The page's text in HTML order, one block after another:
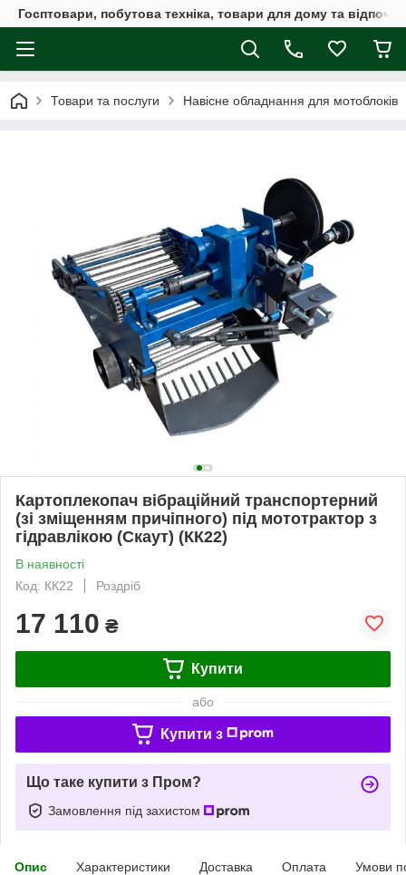
Госптовари, побутова техніка, товари для дому та
Товари та послуги Навісне обладнання для мотоблоків
Картоплекопач вібраційний транспортерний
(зі зміщенням причіпного) під мототрактор з
гідравлікою (Скаут) (КК22)
В наявності
Код: КК22
Роздріб
17 110 ₴
Купити
або
Купити з
Що таке купити з Пром?
Замовлення під захистом
Опис Характеристики Доставка Оплата Умови